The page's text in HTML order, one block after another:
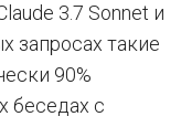
3.7 Sonnet и
запросах такие
90%
беседах с